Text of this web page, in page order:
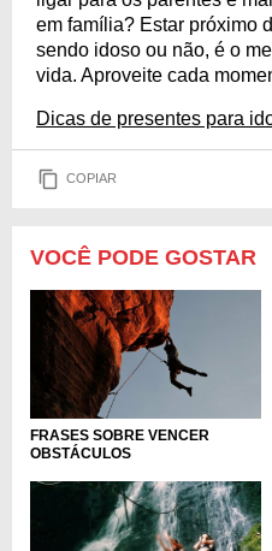
em família? Estar próximo
sendo idoso ou não, é o
vida. Aproveite cada
Dicas de presentes para
COPIAR
VOCÊ PODE GOSTAR
FRASES SOBRE VENCER
OBSTÁCULOS